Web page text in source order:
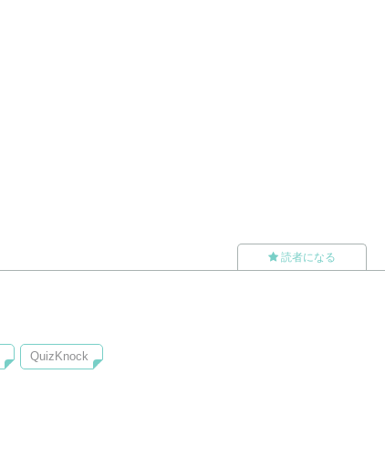
QuizKnock
読者になる